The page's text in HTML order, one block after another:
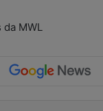
MWL